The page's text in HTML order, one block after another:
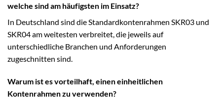
welche sind am häufigsten im Einsatz?
In Deutschland sind die Standardkontenrahmen SKR03 und
SKR04 am weitesten verbreitet, die jeweils auf
unterschiedliche Branchen und Anforderungen
zugeschnitten sind.
Warum ist es vorteilhaft, einen einheitlichen
Kontenrahmen zu verwenden?